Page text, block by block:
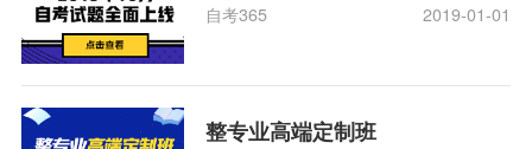
自考365 2019-01-01
整专业高端定制班